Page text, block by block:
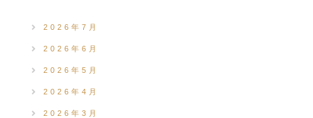
2026年7月
2026年6月
2026年5月
2026年4月
2026年3月